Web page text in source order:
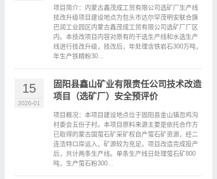
项目简介：内蒙古鑫茂成工贸有限公司选矿厂生产线
技改升级项目建设地点为包头市达尔罕茂明安联合旗
巴润工业园区内蒙古鑫茂成工贸有限公司选矿厂厂区
内。本技改项目内容对原有的干选生产线和水选生产
线进行技改升级，技改后，年处理含铁岩石300万吨，
年生产铁精粉30...
15
2026-01
固阳县鑫山矿业有限责任公司技术改造
项目（选矿厂）安全预评价
项目概况：本项目建设地点位于固阳县金山镇忽鸡沟
村委会五份子村。本项目原料来源主要是依托合作方
已取得的蒙古国萤石矿采矿权自产萤石矿资源，经二
连浩特口岸运入，矿源较为充足。项目改造完成投产
后，共计两条生产线。单条生产线日处理萤石矿800
吨，生产萤石粉300...